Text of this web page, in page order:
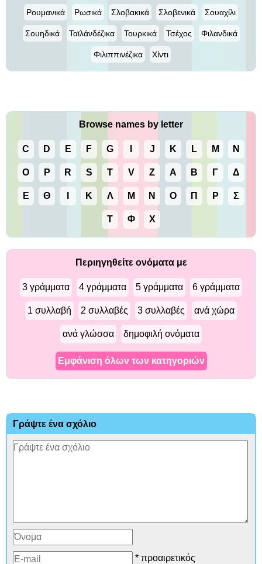
Ρουμανικά Ρωσικά Σλοβακικά Σλοβενικά Σουαχίλι
Σουηδικά Ταϊλάνδέζικα Τουρκικά Τσέχος Φιλανδικά
Φιλιππινέζικα Χίντι
Browse names by letter
C D E F G J K L M N
O P R S T V Z Α Β Γ Δ
Ε Θ Κ Λ Μ Ν Ο Π Ρ Σ
Τ Φ Χ
Περιηγηθείτε ονόματα με
3 γράμματα 4 γράμματα 5 γράμματα 6 γράμματα
1 συλλαβή 2 συλλαβές 3 συλλαβές ανά χώρα
ανά γλώσσα δημοφιλή ονόματα
Εμφάνιση όλων των κατηγοριών
Γράψτε ένα σχόλιο
* προαιρετικός